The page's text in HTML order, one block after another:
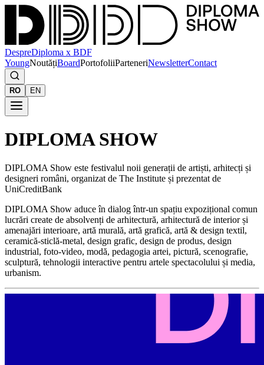
DespreDiploma x BDF
YoungNoutățiBoardPortofoliiParteneriNewsletterContact
RO EN
DIPLOMA SHOW
DIPLOMA Show este festivalul noii generații de artiști, arhitecți și
designeri români, organizat de The Institute și prezentat de
UniCreditBank
DIPLOMA Show aduce în dialog într-un spațiu expozițional comun
lucrări create de absolvenți de arhitectură, arhitectură de interior și
amenajări interioare, artă murală, artă grafică, artă & design textil,
ceramică-sticlă-metal, design grafic, design de produs, design
industrial, foto-video, modă, pedagogia artei, pictură, scenografie,
sculptură, tehnologii interactive pentru artele spectacolului și media,
urbanism.